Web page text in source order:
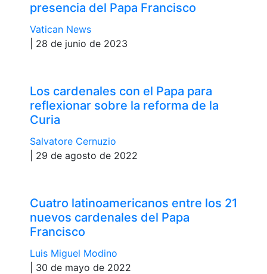
presencia del Papa Francisco
Vatican News
| 28 de junio de 2023
Los cardenales con el Papa para
reflexionar sobre la reforma de la
Curia
Salvatore Cernuzio
| 29 de agosto de 2022
Cuatro latinoamericanos entre los 21
nuevos cardenales del Papa
Francisco
Luis Miguel Modino
| 30 de mayo de 2022